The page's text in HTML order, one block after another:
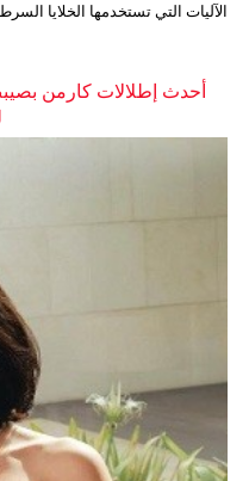
الآليات التي تستخدمها الخلايا
أحدث إطلالات كارمن